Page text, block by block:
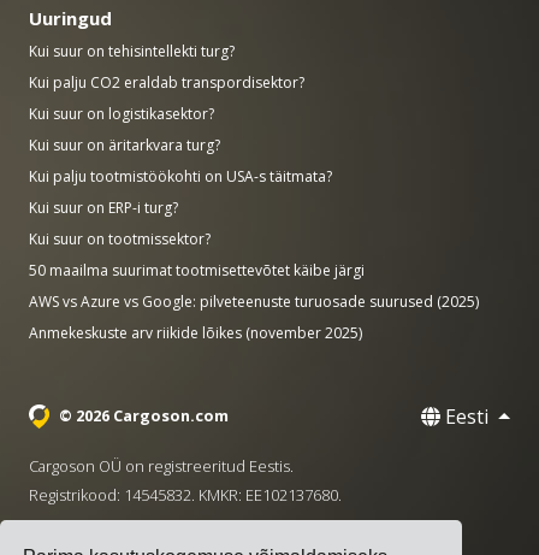
Uuringud
Kui suur on tehisintellekti turg?
Kui palju CO2 eraldab transpordisektor?
Kui suur on logistikasektor?
Kui suur on äritarkvara turg?
Kui palju tootmistöökohti on USA-s täitmata?
Kui suur on ERP-i turg?
Kui suur on tootmissektor?
50 maailma suurimat tootmisettevõtet käibe järgi
AWS vs Azure vs Google: pilveteenuste turuosade suurused (2025)
Anmekeskuste arv riikide lõikes (november 2025)
© 2026 Cargoson.com Eesti
Cargoson OÜ on registreeritud Eestis.
Registrikood: 14545832. KMKR: EE102137680.